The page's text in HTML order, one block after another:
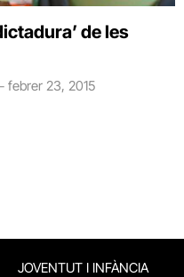
de les
febrer 23, 2015
JOVENTUT I INFÀNCIA